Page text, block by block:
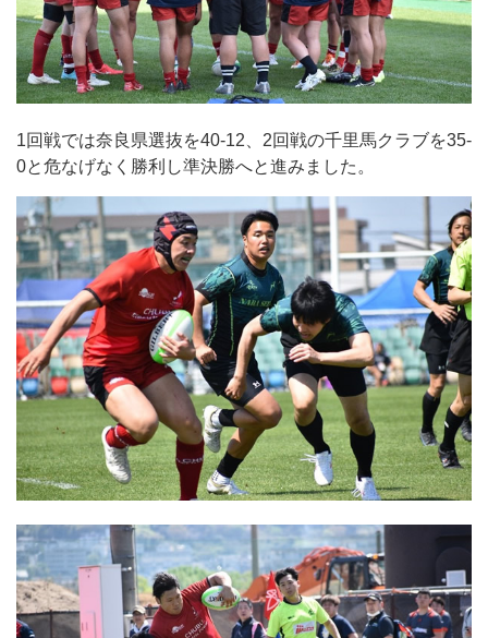
1回戦では奈良県選抜を40-12、2回戦の千里馬クラブを35-
0と危なげなく勝利し準決勝へと進みました。